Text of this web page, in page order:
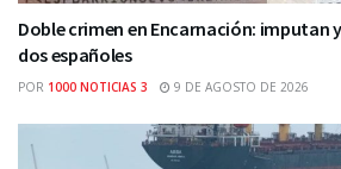
Doble crimen en Encarnación: imputan
dos españoles
POR 1000 NOTICIAS 3 9 DE AGOSTO DE 2026